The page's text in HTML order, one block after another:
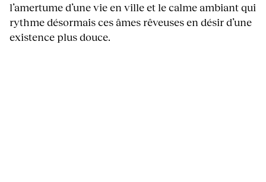
l’amertume d’une vie en ville et le calme ambiant qui
rythme désormais ces âmes rêveuses en désir d’une
existence plus douce.